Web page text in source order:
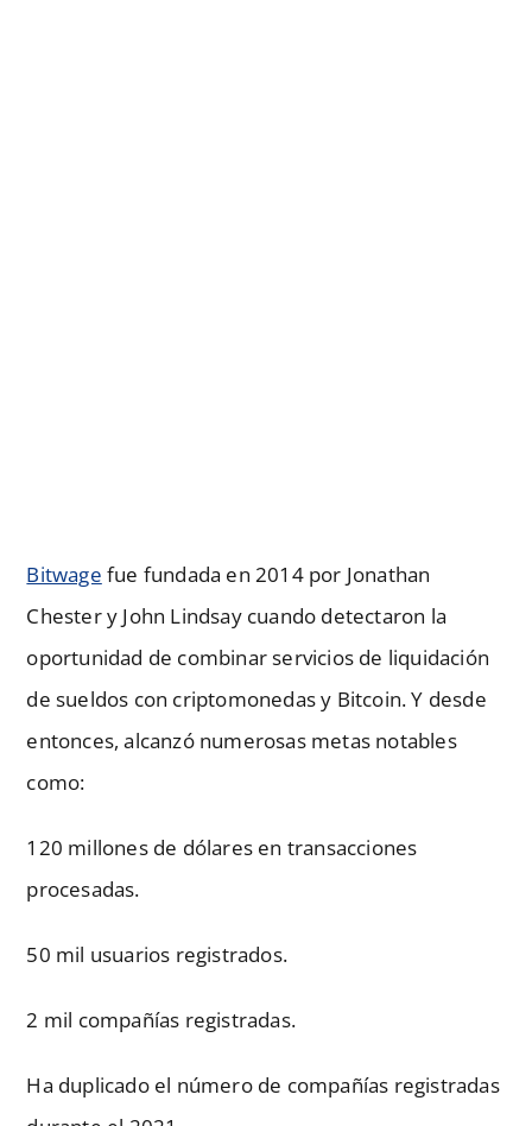
Bitwage fue fundada en 2014 por Jonathan
Chester y John Lindsay cuando detectaron la
oportunidad de combinar servicios de liquidación
de sueldos con criptomonedas y Bitcoin. Y desde
entonces, alcanzó numerosas metas notables
como:
120 millones de dólares en transacciones
procesadas.
50 mil usuarios registrados.
2 mil compañías registradas.
Ha duplicado el número de compañías registradas